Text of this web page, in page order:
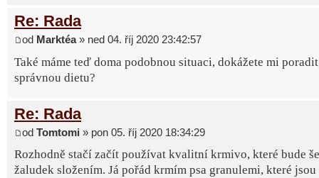
Re: Rada
od Marktéa» ned 04. říj 2020 23:42:57
Také máme teď doma podobnou situaci, dokážete mi
správnou dietu?
Re: Rada
od Tomtomi » pon 05. říj 2020 18:34:29
Rozhodně stačí začít používat kvalitní krmivo, které bude
žaludek složením. Já pořád krmím psa granulemi, které